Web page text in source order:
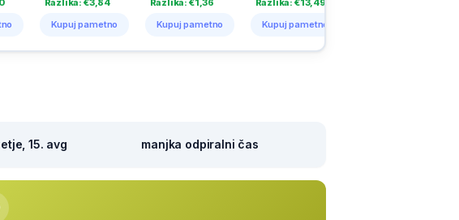
pametno
Kupuj pametno
Kupuj pametno
Kupuj pametno
15. avg manjka odpiralni čas